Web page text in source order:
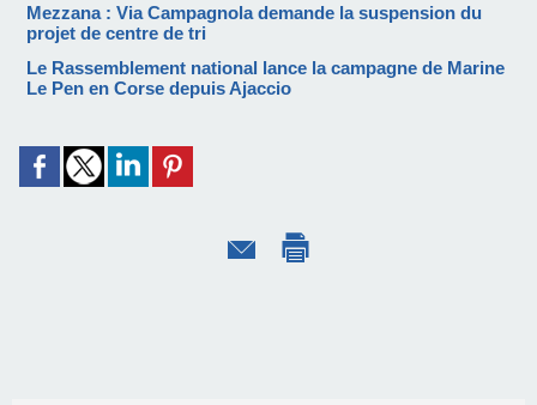
Mezzana : Via Campagnola demande la suspension du
projet de centre de tri
Le Rassemblement national lance la campagne de Marine
Le Pen en Corse depuis Ajaccio